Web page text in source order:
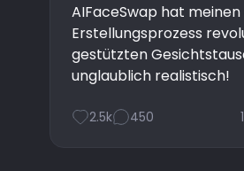
AIFaceSwap hat
Erstellungsprozess
gestützten
unglaublich realistisch!
2.5k 450